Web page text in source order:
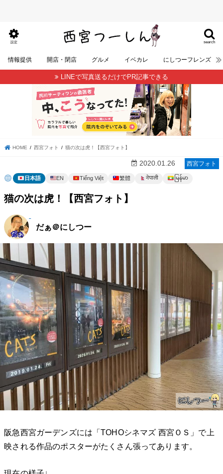
search
設定
情報提供 開店・閉店 グルメ イベカレ にしつーフレンズ
LINEで写真送るだけでPR記事できる
HOME 西宮フォト 猫の次は虎！【西宮フォト】
西宮フォト
2020.01.26
日本語 EN Tiếng Việt 繁體 नेपाली မြန်မာ
猫の次は虎！【西宮フォト】
だぁ＠にしつー
阪急西宮ガーデンズには「TOHOシネマズ 西宮ＯＳ」で上
映される作品のポスターがたくさん張ってあります。